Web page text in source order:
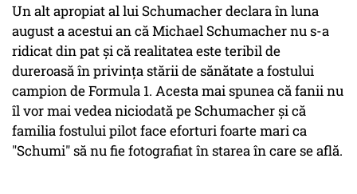
Un alt apropiat al lui Schumacher declara în luna
august a acestui an că Michael Schumacher nu s-a
ridicat din pat şi că realitatea este teribil de
dureroasă în privinţa stării de sănătate a fostului
campion de Formula 1. Acesta mai spunea că fanii nu
îl vor mai vedea niciodată pe Schumacher şi că
familia fostului pilot face eforturi foarte mari ca
"Schumi" să nu fie fotografiat în starea în care se află.